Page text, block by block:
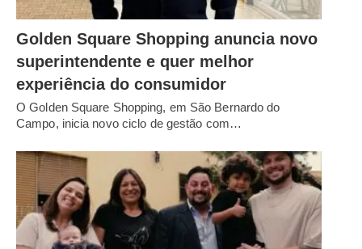
Golden Square Shopping anuncia novo
superintendente e quer melhor
experiência do consumidor
O Golden Square Shopping, em São Bernardo do
Campo, inicia novo ciclo de gestão com…